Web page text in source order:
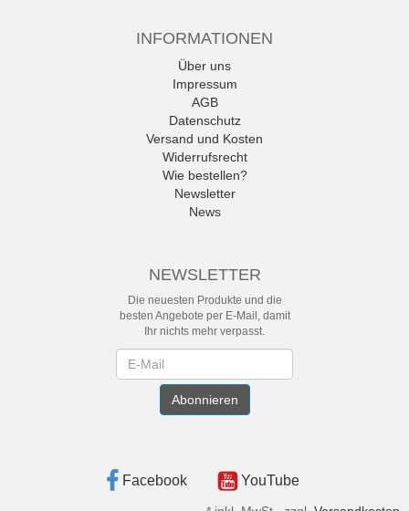
INFORMATIONEN
Über uns
Impressum
AGB
Datenschutz
Versand und Kosten
Widerrufsrecht
Wie bestellen?
Newsletter
News
NEWSLETTER
Die neuesten Produkte und die
besten Angebote per E-Mail, damit
Ihr nichts mehr verpasst.
Abonnieren
Facebook YouTube